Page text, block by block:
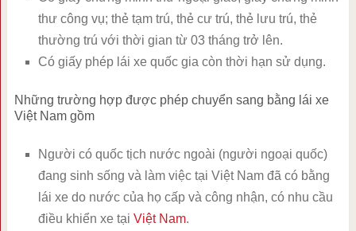
thư công vụ; thẻ tạm trú, thẻ cư trú, thẻ lưu trú, thẻ
thường trú với thời gian từ 03 tháng trở lên.
Có giấy phép lái xe quốc gia còn thời hạn sử dụng.
Những trường hợp được phép chuyển sang bằng lái xe
Việt Nam gồm
Người có quốc tịch nước ngoài (người ngoại quốc)
đang sinh sống và làm việc tại Việt Nam đã có bằng
lái xe do nước của họ cấp và công nhận, có nhu cầu
điều khiển xe tại Việt Nam.